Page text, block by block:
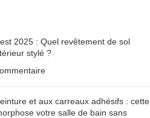
2025 : Quel revêtement de sol
stylé ?
et aux carreaux adhésifs : cette
votre salle de bain sans